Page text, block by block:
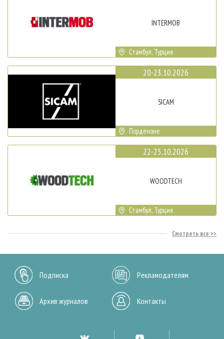
INTERMOB
Стамбул, Турция
20-23.10.2026
SICAM
Порденоне
22-25.10.2026
WOODTECH
Стамбул, Турция
Смотреть все
Подписка Рекламодателям
Архив журналов Контакты